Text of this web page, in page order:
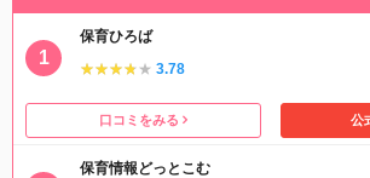
保育ひろば
★★★★★
★★★★★ 3.78
口コミをみる 公
保育情報どっとこむ